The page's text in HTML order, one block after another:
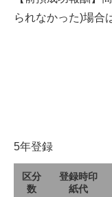
られなかった)場合
5年登録
区分
数
登録時印
紙代